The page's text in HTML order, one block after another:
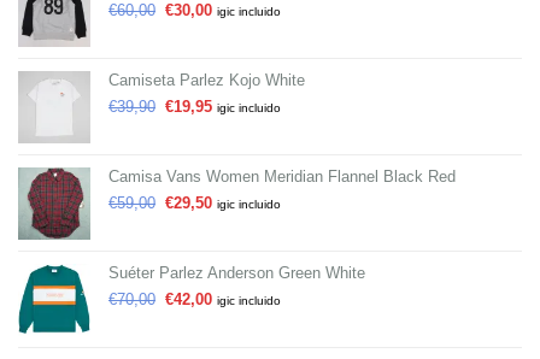
€60,00 €30,00 igic incluido
Camiseta Parlez Kojo White
€39,90 €19,95 igic incluido
Camisa Vans Women Meridian Flannel Black Red
€59,00 €29,50 igic incluido
Suéter Parlez Anderson Green White
€70,00 €42,00 igic incluido